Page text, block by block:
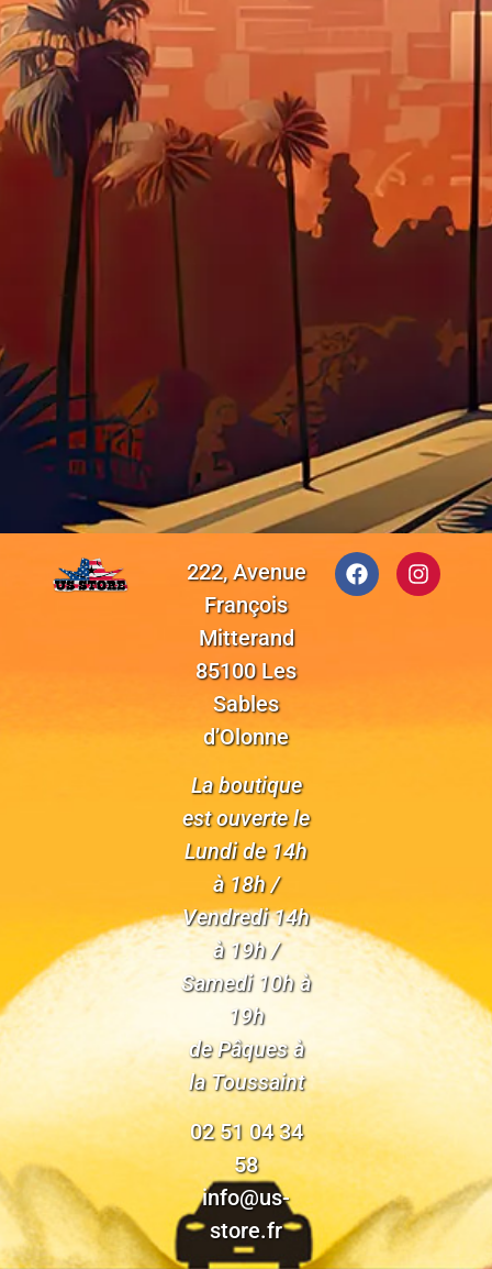
222, Avenue
François
Mitterand
85100 Les
Sables
d’Olonne
La boutique
est ouverte le
Lundi de 14h
à 18h /
Vendredi 14h
à 19h /
Samedi 10h à
19h
de Pâques à
la Toussaint
02 51 04 34
58
info@us-
store.fr